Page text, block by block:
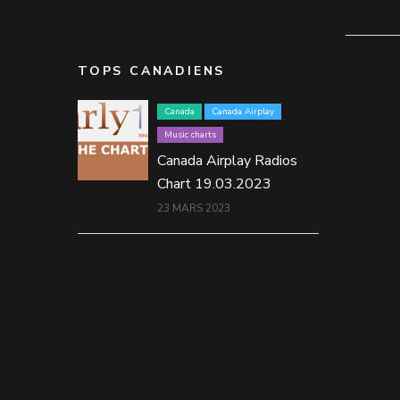
TOPS CANADIENS
Canada
Canada Airplay
Music charts
Canada Airplay Radios
Chart 19.03.2023
23 MARS 2023